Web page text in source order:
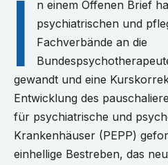
I
n einem Offenen Brief
psychiatrischen und
Fachverbände an die
gewandt und eine
Entwicklung des
für psychiatrische und
Krankenhäuser (PEPP)
einhellige Bestreben, das